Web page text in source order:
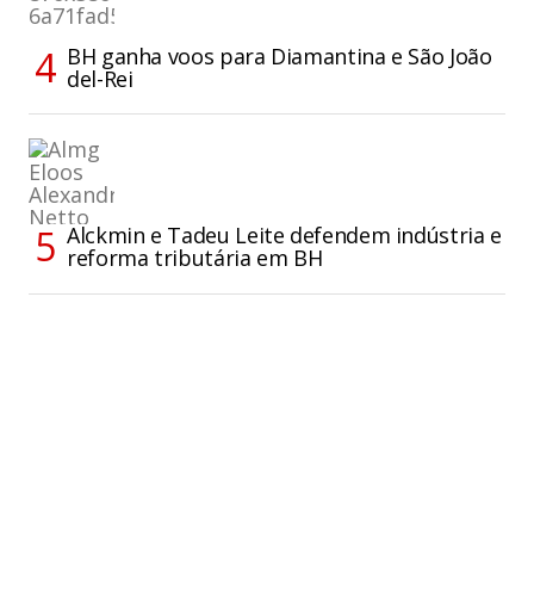
BH ganha voos para Diamantina e São João
del-Rei
Alckmin e Tadeu Leite defendem indústria e
reforma tributária em BH